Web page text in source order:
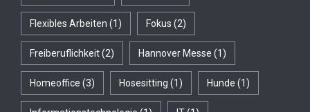
Flexibles Arbeiten (1) Fokus (2)
Freiberuflichkeit(2) Hannover Messe (1)
Homeoffice (3) Hosesitting (1) Hunde (1)